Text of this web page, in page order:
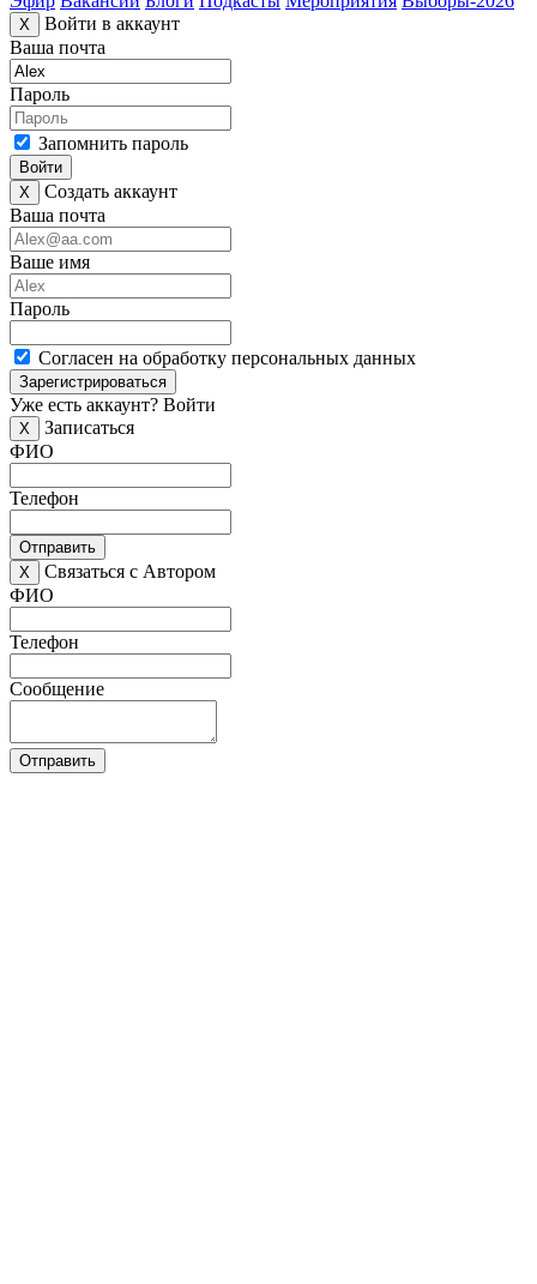
X
Войти в аккаунт
Ваша почта
Пароль
Запомнить пароль
Войти
X
Создать аккаунт
Ваша почта
Ваше имя
Пароль
Согласен на обработку персональных данных
Зарегистрироваться
Уже есть аккаунт? Войти
X
Записаться
ФИО
Телефон
Отправить
X
Связаться с Автором
ФИО
Телефон
Сообщение
Отправить